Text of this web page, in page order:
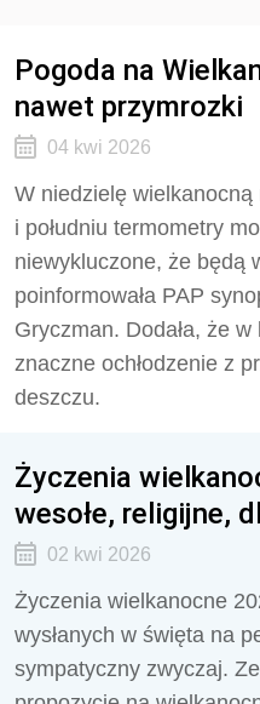
Pogoda na
nawet przymrozki
04 kwi 2026
W niedzielę wielkanocną
i południu termometry
niewykluczone, że będą
poinformowała PAP
Gryczman. Dodała, że
znaczne ochłodzenie z
deszczu.
Życzenia
wesołe, religijne,
02 kwi 2026
Życzenia wielkanocne
wysłanych w święta na
sympatyczny zwyczaj.